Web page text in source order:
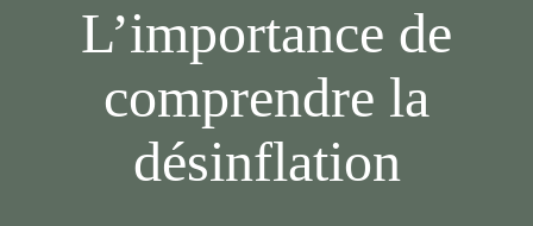
L’importance de
comprendre la
désinflation